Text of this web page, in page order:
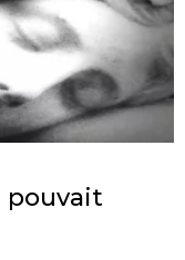
pouvait